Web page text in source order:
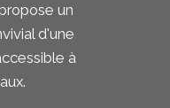
un
d'une
à